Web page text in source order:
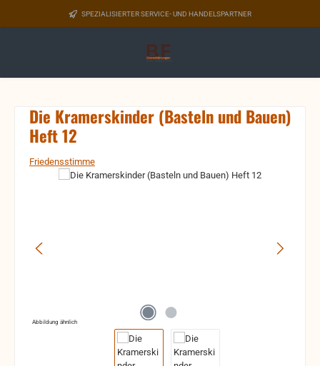
Zum Hauptinhalt springenSPEZIALISIERTER SERVICE- UND HANDELSPARTNER
Die Kramerskinder (Basteln und Bauen)
Heft 12
Friedensstimme
Bildergalerie überspringen
Abbildung ähnlich